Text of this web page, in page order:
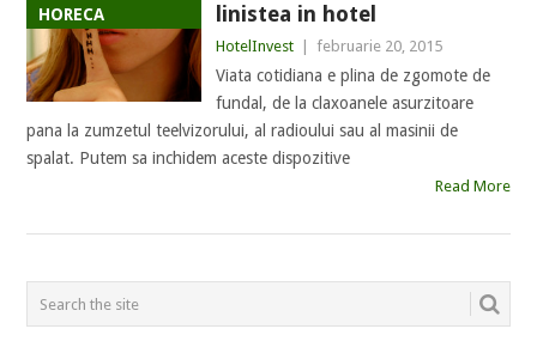
HORECA
linistea in hotel
HotelInvest februarie 20, 2015
Viata cotidiana e plina de zgomote de
fundal, de la claxoanele asurzitoare
pana la zumzetul teelvizorului, al radioului sau al masinii de
spalat. Putem sa inchidem aceste dispozitive
Read More
POSTS
NAVIGATION